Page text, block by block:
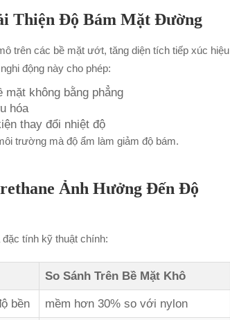
Thiện Độ Bám Mặt Đường
trên các bề mặt ướt, tăng diện tích tiếp xúc hiệu
động này cho phép:
không bằng phẳng
hóa
thay đổi nhiệt độ
trường mà độ ẩm làm giảm độ bám.
Ảnh Hưởng Đến Độ
tính kỹ thuật chính:
So Sánh Trên Bề Mặt Khô
bền mềm hơn 30% so với nylon